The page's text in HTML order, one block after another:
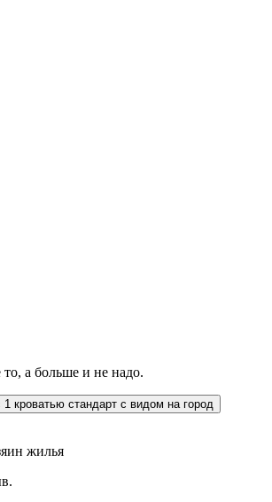
а больше и не надо.
кроватью стандарт с видом на город
жилья